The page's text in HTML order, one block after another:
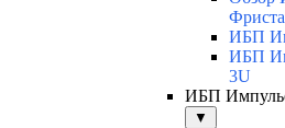
ИБП
ИБП
3U
ИБП
▼